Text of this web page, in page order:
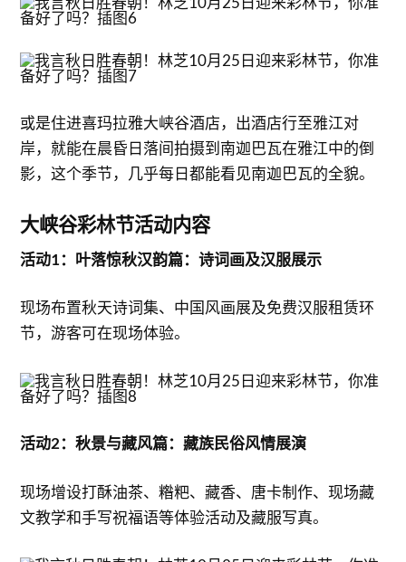
或是住进喜玛拉雅大峡谷酒店，出酒店行至雅江对
岸，就能在晨昏日落间拍摄到南迦巴瓦在雅江中的倒
影，这个季节，几乎每日都能看见南迦巴瓦的全貌。
大峡谷彩林节活动内容
活动1：叶落惊秋汉韵篇：诗词画及汉服展示
现场布置秋天诗词集、中国风画展及免费汉服租赁环
节，游客可在现场体验。
活动2：秋景与藏风篇：藏族民俗风情展演
现场增设打酥油茶、糌粑、藏香、唐卡制作、现场藏
文教学和手写祝福语等体验活动及藏服写真。